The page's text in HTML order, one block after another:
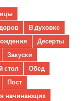
В духовке
Десерты
Закуски
стол
Обед
Пост
начинающих